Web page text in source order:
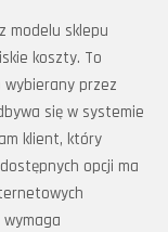
modelu sklepu
koszty. To
przez
się w systemie
klient, który
opcji ma